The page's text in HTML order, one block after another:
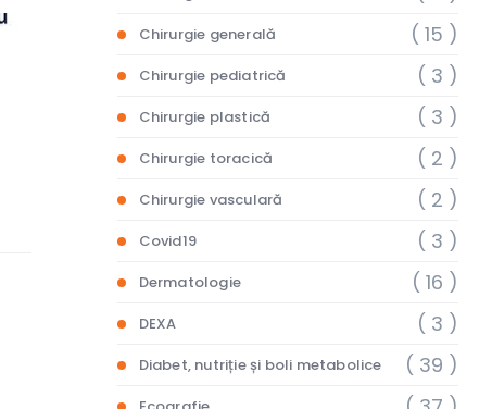
Chirurgie generală ( 15 )
Chirurgie pediatrică ( 3 )
Chirurgie plastică ( 3 )
Chirurgie toracică ( 2 )
Chirurgie vasculară ( 2 )
Covid19 ( 3 )
Dermatologie ( 16 )
DEXA ( 3 )
Diabet, nutriție și boli metabolice ( 39 )